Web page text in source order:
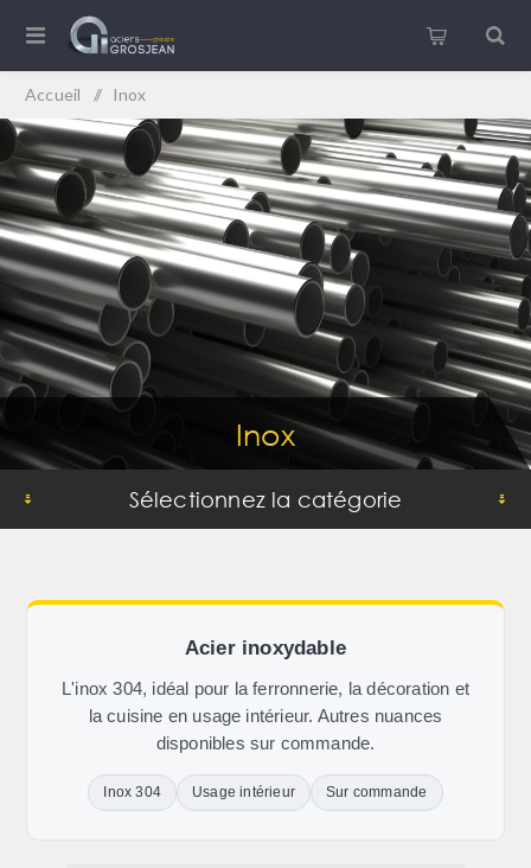
Accueil / Inox
Inox
Sélectionnez la catégorie
Acier inoxydable
L'inox 304, idéal pour la ferronnerie, la décoration et
la cuisine en usage intérieur. Autres nuances
disponibles sur commande.
Inox 304 Usage intérieur Sur commande